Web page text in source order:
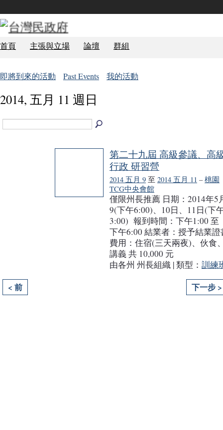
首頁 主張與立場 論壇 群組
即將到來的活動 Past Events 我的活動
2014, 五月 11 週日
第二十九屆 高級參議、高
行政 研習營
2014 五月 9 至 2014 五月 11 –桃園
TCG中央會館
僅限州長推薦 日期：2014年5
9(下午6:00)、10日、11日(下
3:00) 報到時間：下午1:00 至
下午6:00 結業者：授予結業證
費用：住宿(三天兩夜)、伙食
講義 共 10,000 元
由各州 州長組織 | 類型： 訓練
< 前
下一步 >